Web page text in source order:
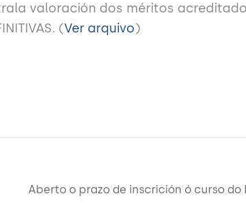
valoración dos méritos
(Ver arquivo)